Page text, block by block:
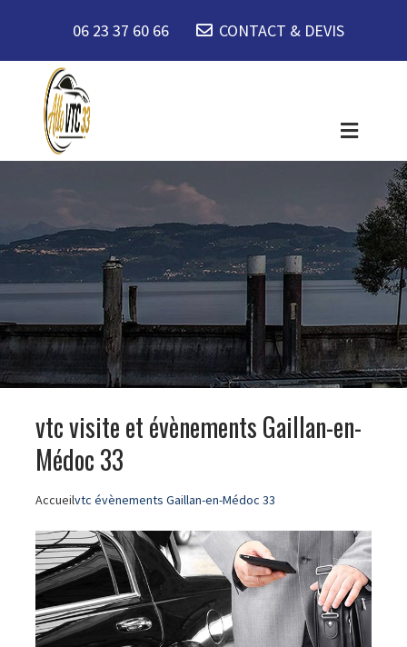
06 23 37 60 66 CONTACT & DEVIS
vtc visite et évènements Gaillan-en-
Médoc 33
Accueilvtc évènements Gaillan-en-Médoc 33